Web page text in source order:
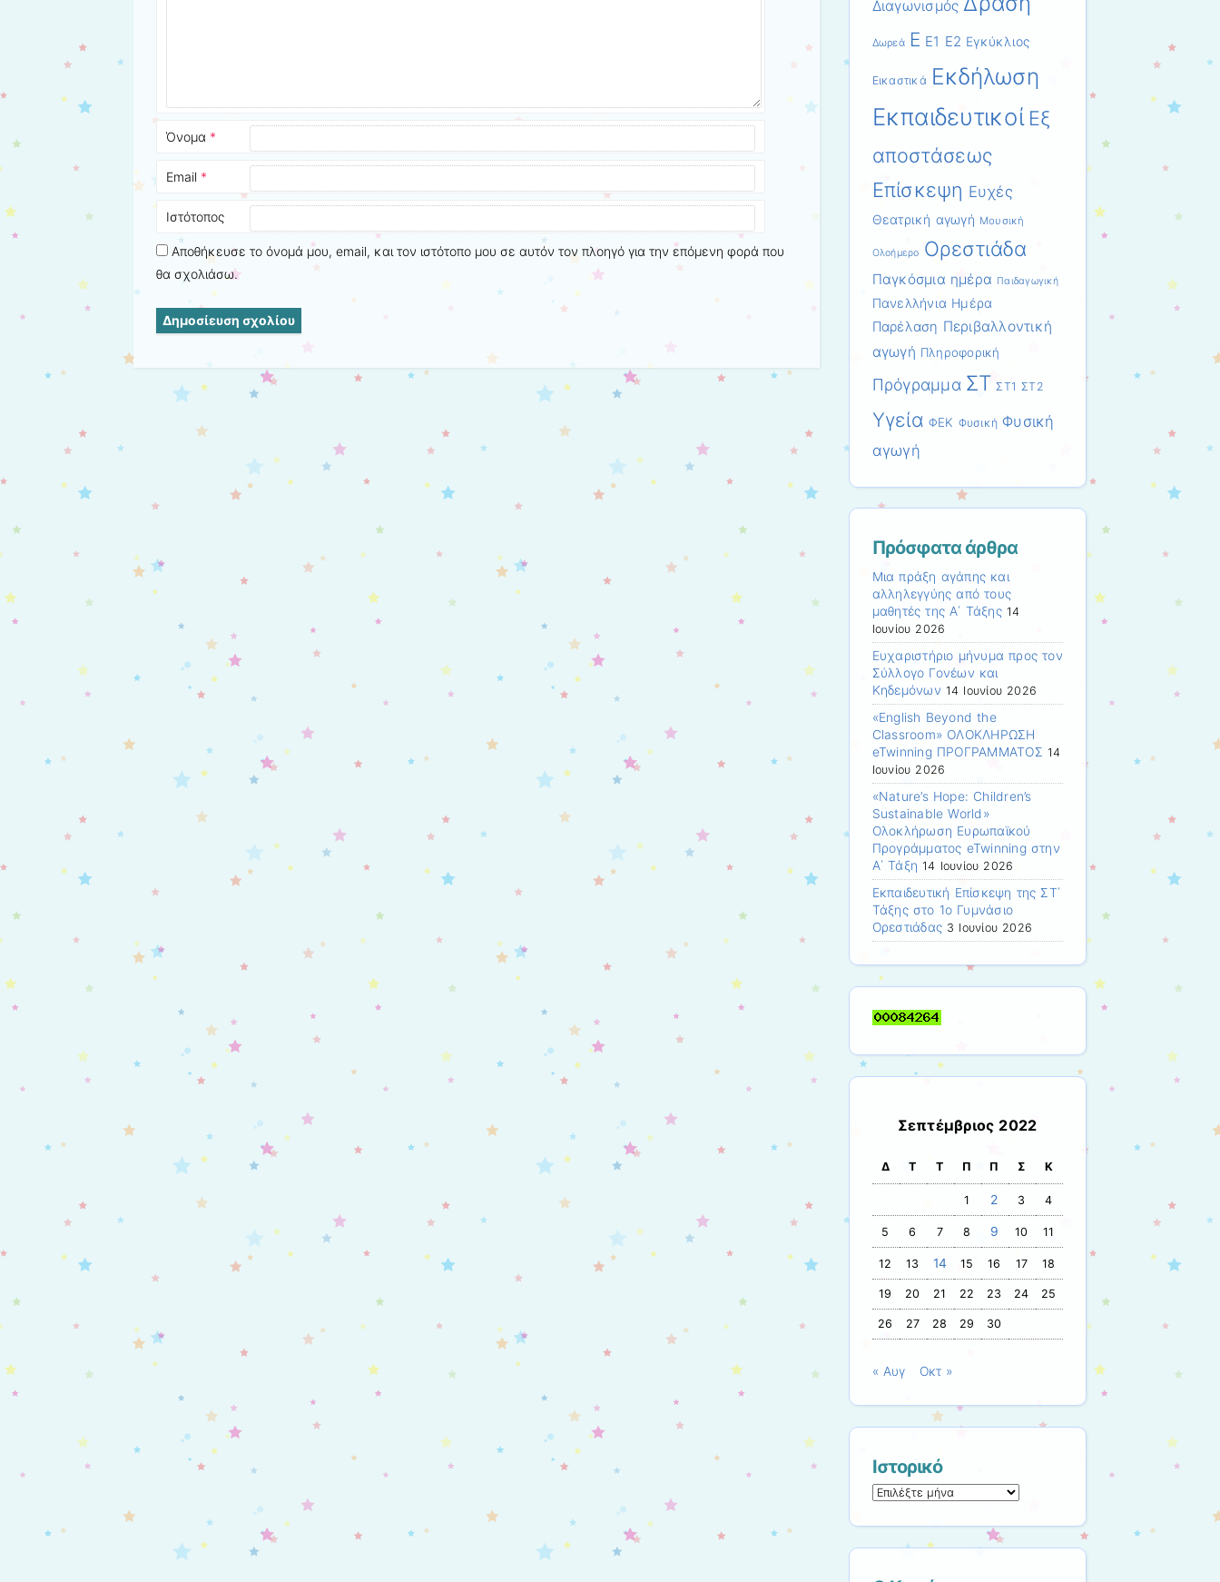
Όνομα *
Email *
Ιστότοπος
Αποθήκευσε το όνομά μου, email, και τον ιστότοπο μου σε αυτόν τον πλοηγό για την επόμενη φορά που
θα σχολιάσω.
Διαγωνισμός
Δωρεά Ε Ε1 Ε2 Εγκύκλιος
Εικαστικά Εκδήλωση
Εκπαιδευτικοί Εξ
αποστάσεως
Επίσκεψη Ευχές
Θεατρική αγωγή Μουσική
Ολοήμερο Ορεστιάδα
Παγκόσμια ημέρα Παιδαγωγική
Πανελλήνια Ημέρα
Παρέλαση Περιβαλλοντική
αγωγή Πληροφορική
Πρόγραμμα ΣΤ ΣΤ1 ΣΤ2
Υγεία ΦΕΚ Φυσική Φυσική
αγωγή
Πρόσφατα άρθρα
Μια πράξη αγάπης και
αλληλεγγύης από τους
μαθητές της Α΄ Τάξης 14
Ιουνίου 2026
Ευχαριστήριο μήνυμα προς τον
Σύλλογο Γονέων και
Κηδεμόνων 14 Ιουνίου 2026
«English Beyond the
Classroom» ΟΛΟΚΛΗΡΩΣΗ
eTwinning ΠΡΟΓΡΑΜΜΑΤΟΣ 14
Ιουνίου 2026
«Nature’s Hope: Children’s
Sustainable World»
Ολοκλήρωση Ευρωπαϊκού
Προγράμματος eTwinning στην
Α΄ Τάξη 14 Ιουνίου 2026
Εκπαιδευτική Επίσκεψη της ΣΤ΄
Τάξης στο 1ο Γυμνάσιο
Ορεστιάδας 3 Ιουνίου 2026
Σεπτέμβριος 2022
Δ Τ Τ Π Π Σ Κ
1 2 3 4
5 6 7 8 9 10 11
12 13 14 15 16 17 18
19 20 21 22 23 24 25
26 27 28 29 30
« Αυγ Οκτ »
Ιστορικό
Ιστορικό